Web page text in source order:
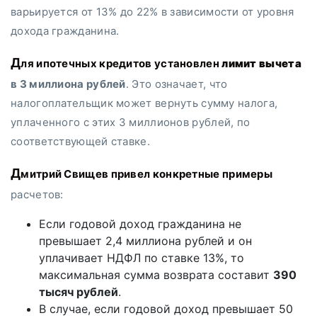
варьируется от 13% до 22% в зависимости от уровня
дохода гражданина.
Для ипотечных кредитов установленлимит вычета
в 3 миллиона рублей. Это означает, что
налогоплательщик может вернуть сумму налога,
уплаченного с этих 3 миллионов рублей, по
соответствующей ставке.
Дмитрий Свищев привел конкретные примеры
расчетов:
Если годовой доход гражданина не
превышает 2,4 миллиона рублей и он
уплачивает НДФЛ по ставке 13%, то
максимальная сумма возврата составит 390
тысяч рублей.
В случае, если годовой доход превышает 50